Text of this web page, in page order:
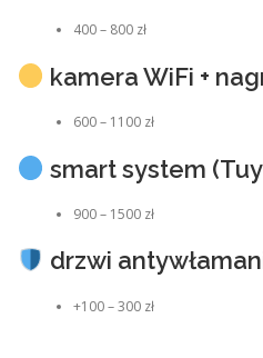
400 – 800 zł
kamera WiFi +
600 – 1100 zł
smart system
900 – 1500 zł
drzwi
+100 – 300 zł